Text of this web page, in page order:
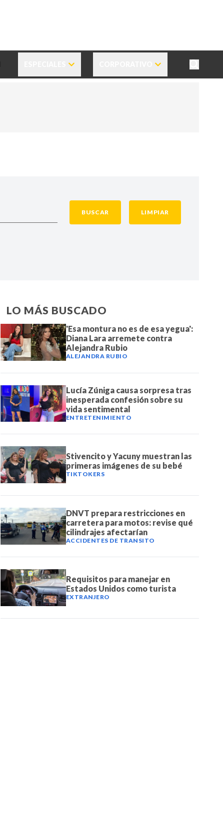
BUSCAR LIMPIAR
LO MÁS BUSCADO
'Esa montura no es de esa yegua':
Diana Lara arremete contra
Alejandra Rubio
ALEJANDRA RUBIO
Lucía Zúniga causa sorpresa tras
inesperada confesión sobre su
vida sentimental
ENTRETENIMIENTO
Stivencito y Yacuny muestran las
primeras imágenes de su bebé
TIKTOKERS
DNVT prepara restricciones en
carretera para motos: revise qué
cilindrajes afectarían
ACCIDENTES DE TRANSITO
Requisitos para manejar en
Estados Unidos como turista
EXTRANJERO